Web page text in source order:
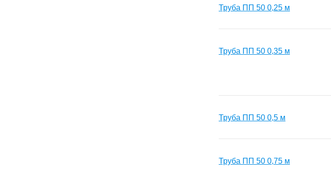
Труба ПП 50 0,25 м
Труба ПП 50 0,35 м
Труба ПП 50 0,5 м
Труба ПП 50 0,75 м